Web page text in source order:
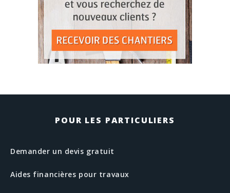
POUR LES PARTICULIERS
Demander un devis gratuit
Aides financières pour travaux